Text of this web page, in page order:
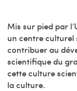
Mis sur pied par
un centre culturel
contribuer au
scientifique du
cette culture
la culture.